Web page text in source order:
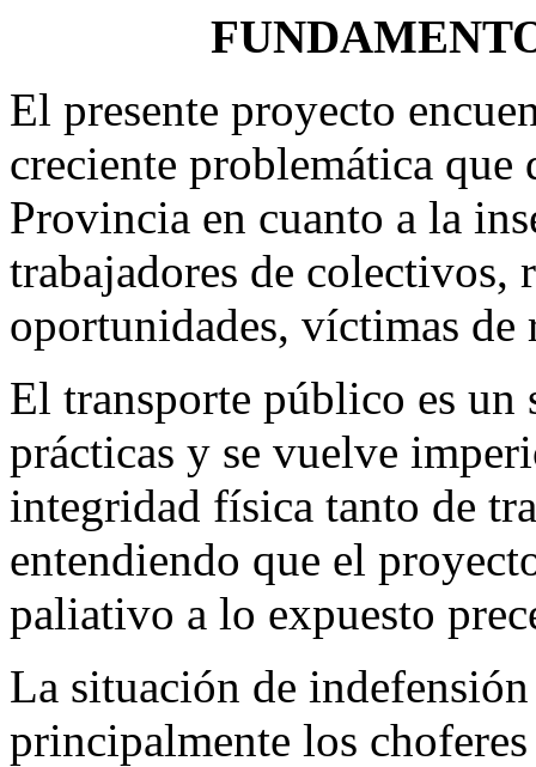
El presente proyecto
creciente problemática que
Provincia en cuanto a la
trabajadores de colectivos,
oportunidades, víctimas de
El transporte público es un
prácticas y se vuelve
integridad física tanto de
entendiendo que el
paliativo a lo expuesto
La situación de
principalmente los